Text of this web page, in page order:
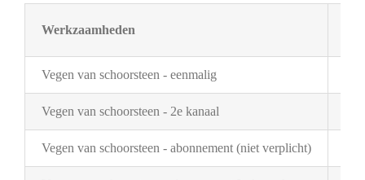
Werkzaamheden
Vegen van schoorsteen - eenmalig
Vegen van schoorsteen - 2e kanaal
Vegen van schoorsteen - abonnement (niet verplicht)